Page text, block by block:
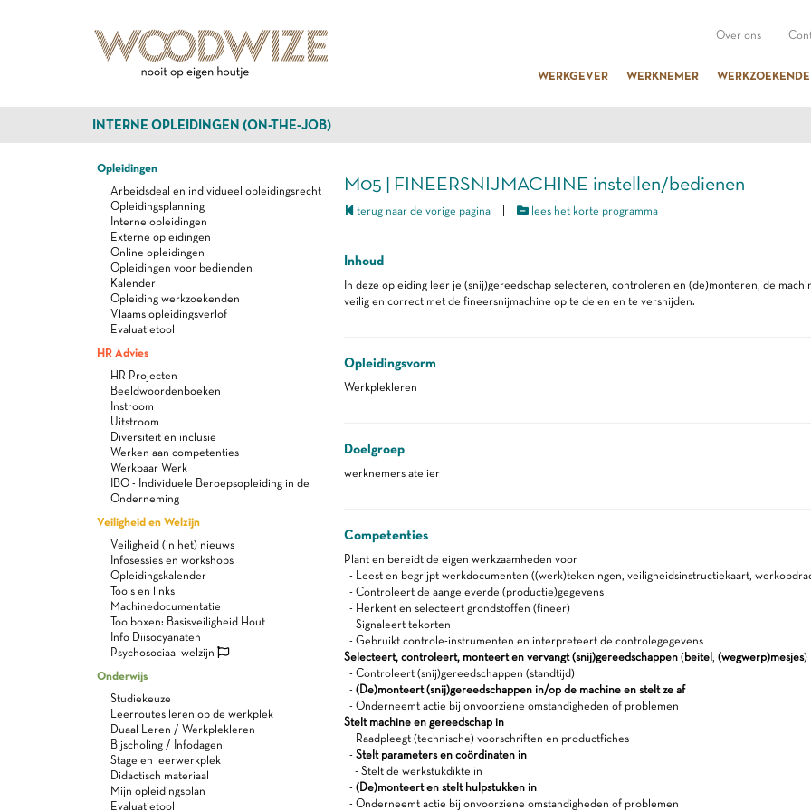
Over ons
WERKGEVER WERKNEMER WERKZOEKENDE
INTERNE OPLEIDINGEN (ON-THE-JOB)
Opleidingen
Arbeidsdeal en individueel opleidingsrecht
Opleidingsplanning
Interne opleidingen
Externe opleidingen
Online opleidingen
Opleidingen voor bedienden
Kalender
Opleiding werkzoekenden
Vlaams opleidingsverlof
Evaluatietool
HR Advies
HR Projecten
Beeldwoordenboeken
Instroom
Uitstroom
Diversiteit en inclusie
Werken aan competenties
Werkbaar Werk
IBO - Individuele Beroepsopleiding in de
Onderneming
Veiligheid en Welzijn
Veiligheid (in het) nieuws
Infosessies en workshops
Opleidingskalender
Tools en links
Machinedocumentatie
Toolboxen: Basisveiligheid Hout
Info Diisocyanaten
Psychosociaal welzijn
Onderwijs
Studiekeuze
Leerroutes leren op de werkplek
Duaal Leren / Werkplekleren
Bijscholing / Infodagen
Stage en leerwerkplek
Didactisch materiaal
Mijn opleidingsplan
Evaluatietool
M05 | FINEERSNIJMACHINE instellen/bedienen
terug naar de vorige pagina| lees het korte programma
Inhoud
In deze opleiding leer je (snij)gereedschap selecteren, controleren en (de)monteren, de
veilig en correct met de fineersnijmachine op te delen en te versnijden.
Opleidingsvorm
Werkplekleren
Doelgroep
werknemers atelier
Competenties
Plant en bereidt de eigen werkzaamheden voor
- Leest en begrijpt werkdocumenten ((werk)tekeningen, veiligheidsinstructiekaart,
- Controleert de aangeleverde (productie)gegevens
- Herkent en selecteert grondstoffen (fineer)
- Signaleert tekorten
- Gebruikt controle-instrumenten en interpreteert de controlegegevens
Selecteert, controleert, monteert en vervangt (snij)gereedschappen (beitel , (wegwerp)mesjes)
- Controleert (snij)gereedschappen (standtijd)
- (De)monteert (snij)gereedschappen in/op de machine en stelt ze af
- Onderneemt actie bij onvoorziene omstandigheden of problemen
Stelt machine en gereedschap in
- Raadpleegt (technische) voorschriften en productfiches
- Stelt parameters en coördinaten in
- Stelt de werkstukdikte in
- (De)monteert en stelt hulpstukken in
- Onderneemt actie bij onvoorziene omstandigheden of problemen